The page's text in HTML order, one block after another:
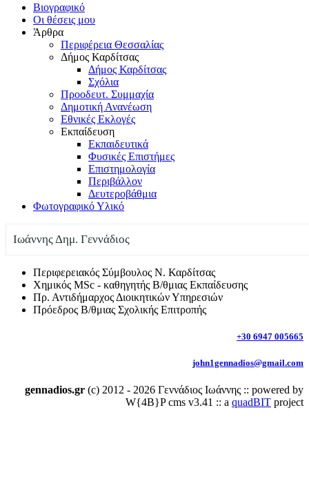
Βιογραφικό
Οι θέσεις μου
Άρθρα
Περιφέρεια Θεσσαλίας
Δήμος Καρδίτσας
Δήμος Καρδίτσας
Σχόλια
Προοδευτ. Συμμαχία
Δημοτική Ανανέωση
Εθνικές Εκλογές
Εκπαίδευση
Εκπαιδευτικά
Φυσικές Επιστήμες
Επιστημολογία
Περιβάλλον
Δευτεροβάθμια
Φωτογραφικό Υλικό
Ιωάννης Δημ. Γεννάδιος
Περιφερειακός Σύμβουλος Ν. Καρδίτσας
Χημικός MSc - καθηγητής Β/θμιας Εκπαίδευσης
Πρ. Αντιδήμαρχος Διοικητικών Υπηρεσιών
Πρόεδρος Β/θμιας Σχολικής Επιτροπής
+30 6947 005665
john1gennadios@gmail.com
gennadios.gr (c) 2012 - 2026 Γεννάδιος Ιωάννης :: powered by
W{4B}P cms v3.41 :: a quadBIT project